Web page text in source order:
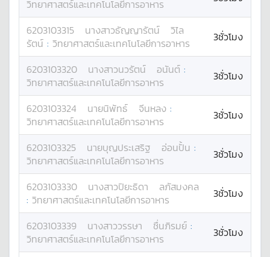
วิทยาศาสตร์และเทคโนโลยีการอาหาร
6203103315 นางสาวธัญญารัตน์
วิไล
รัตน์ : วิทยาศาสตร์และเทคโนโลยีการอาหาร 3ชั่วโมง
6203103320 นางสาวนวรัตน์ อนันต์ :
วิทยาศาสตร์และเทคโนโลยีการอาหาร
3ชั่วโมง
6203103324 นายนิพัทธ์ จีนหลง :
วิทยาศาสตร์และเทคโนโลยีการอาหาร
3ชั่วโมง
6203103325 นายบุญประเสริฐ อ่อนปั้น :
วิทยาศาสตร์และเทคโนโลยีการอาหาร
3ชั่วโมง
6203103330 นางสาวปิยะธิดา
ลภัสมงคล
: วิทยาศาสตร์และเทคโนโลยีการอาหาร 3ชั่วโมง
6203103339 นางสาววรรษา ชื่นภิรมย์ :
วิทยาศาสตร์และเทคโนโลยีการอาหาร
3ชั่วโมง